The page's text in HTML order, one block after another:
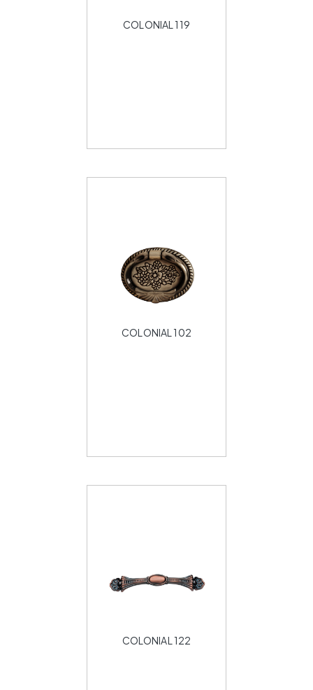
COLONIAL 119
COLONIAL 102
COLONIAL 122